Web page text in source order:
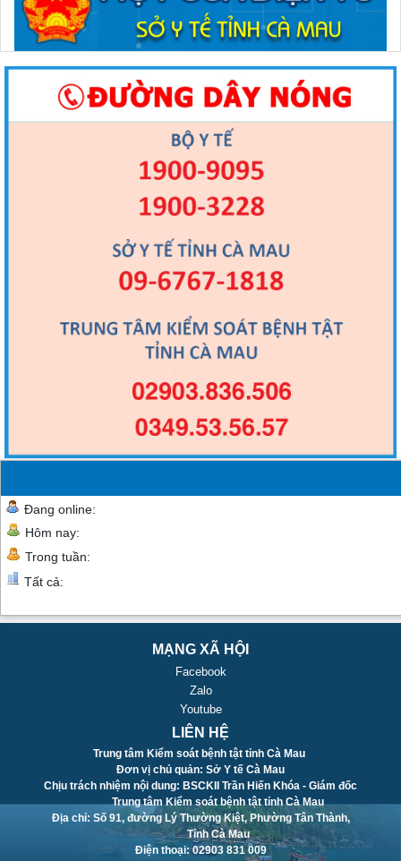
Đang online:
Hôm nay:
Trong tuần:
Tất cả:
MẠNG XÃ HỘI
Facebook
Zalo
Youtube
LIÊN HỆ
Trung tâm Kiểm soát bệnh tật tỉnh Cà Mau
Đơn vị chủ quản: Sở Y tế Cà Mau
Chịu trách nhiệm nội dung: BSCKII Trần Hiến Khóa - Giám đốc
Trung tâm Kiểm soát bệnh tật tỉnh Cà Mau
Địa chỉ: Số 91, đường Lý Thường Kiệt, Phường Tân Thành,
Tỉnh Cà Mau
Điện thoại: 02903 831 009